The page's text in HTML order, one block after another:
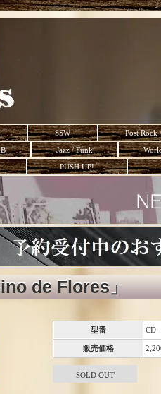
SSW
Post Rock
Jazz / Funk
PUSH UP!
de Flores」
型番 CD
販売価格
SOLD OUT